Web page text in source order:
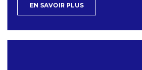
EN SAVOIR PLUS